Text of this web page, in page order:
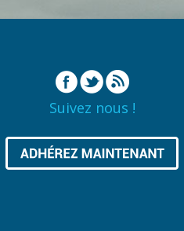
Suivez nous !